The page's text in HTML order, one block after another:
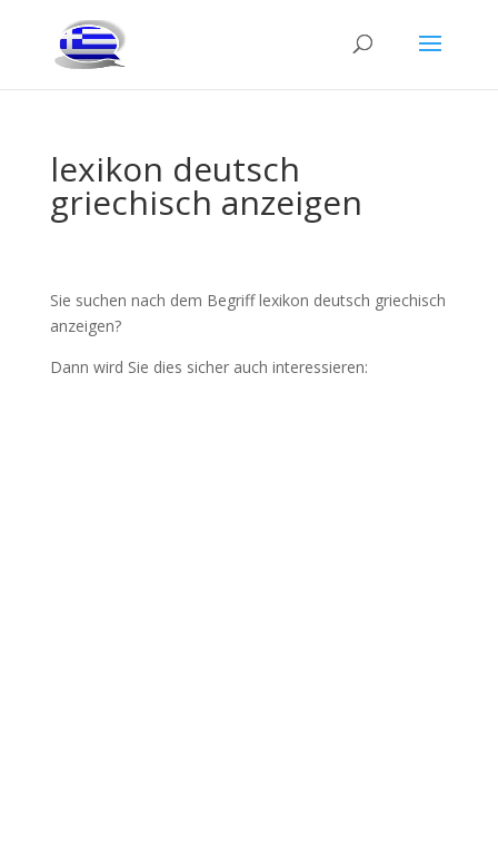
lexikon deutsch
griechisch anzeigen
Sie suchen nach dem Begriff lexikon deutsch griechisch
anzeigen?
Dann wird Sie dies sicher auch interessieren: